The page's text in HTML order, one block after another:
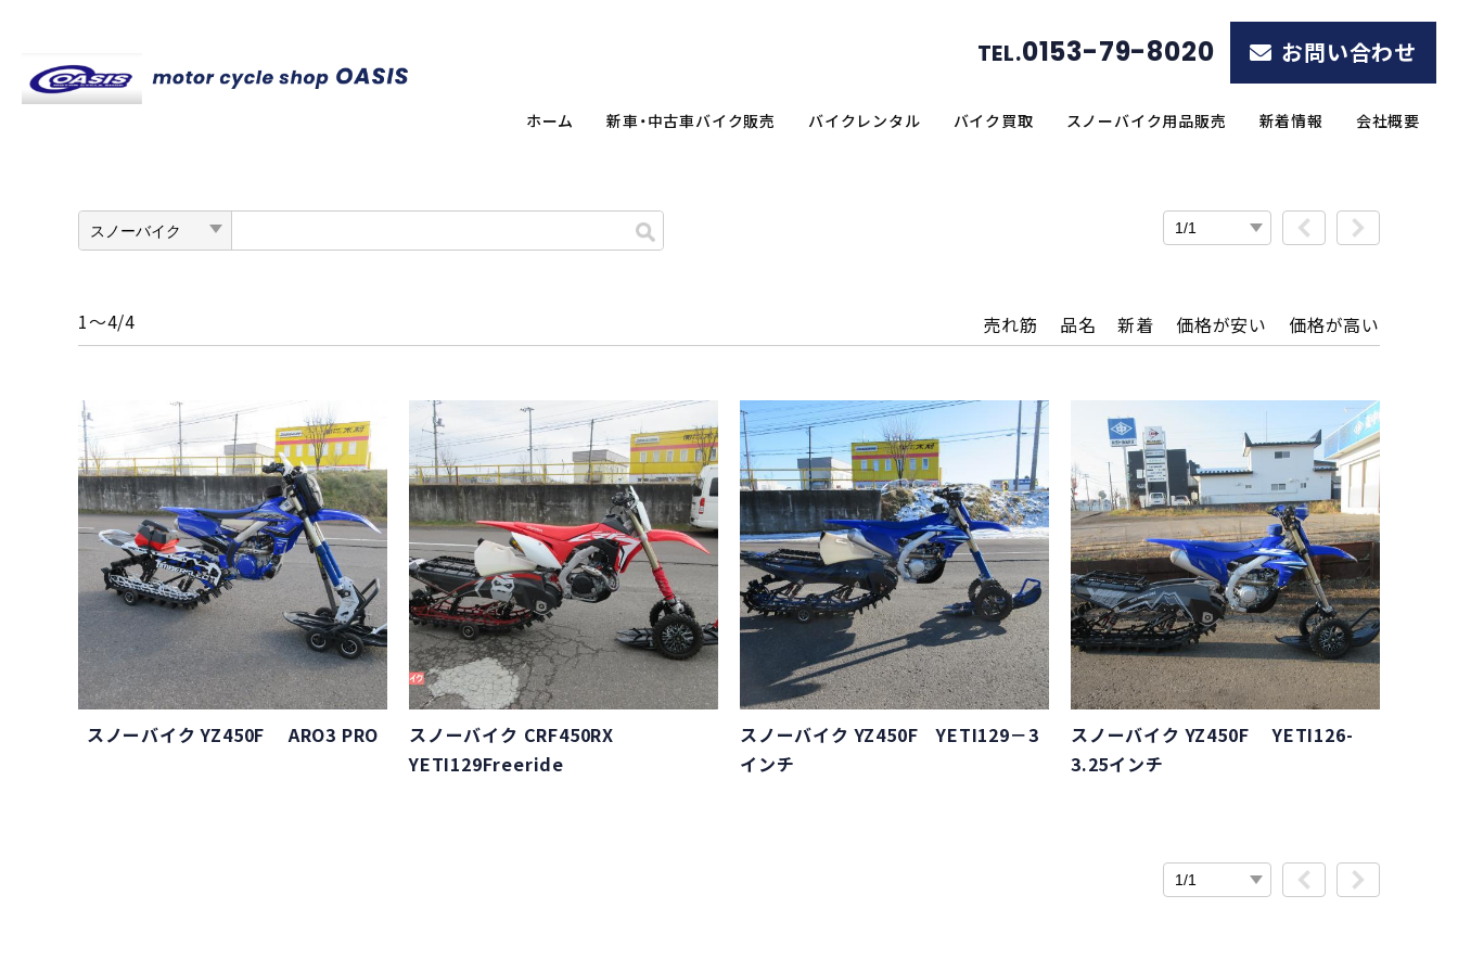
ホーム 新車・中古車バイク販売 バイクレンタル バイク買取 スノーバイク用品販売 新着情報 会社概要
TEL.0153-79-8020 お問い合わせ
1～4/4 売れ筋 品名 新着 価格が安い 価格が高い
スノーバイク YZ450F ARO3 PRO
スノーバイク CRF450RX
YETI129Freeride
スノーバイク YZ450F YETI129－3
インチ
スノーバイク YZ450F YETI126-
3.25インチ